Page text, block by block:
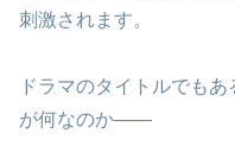
刺激されます。
ドラマのタイトルでも
が何なのか――